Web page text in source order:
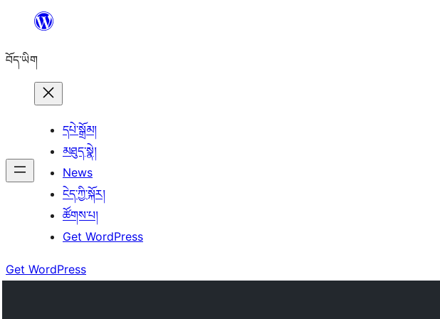
content
བོད་ཡིག
དཔེ་སྒྲོམ།
མཐུད་སྣེ།
News
ངེད་ཀྱི་སྐོར།
ཚོགས་པ།
Get WordPress
Get WordPress